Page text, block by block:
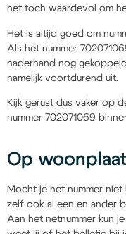
het toch waardevol om
Het is altijd goed om
Als het nummer
naderhand nog
namelijk voortdurend uit.
Kijk gerust dus vaker op
nummer 702071069
Op
Mocht je het nummer
zelf ook al een en ander
Aan het netnummer kun